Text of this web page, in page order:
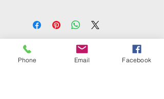
Editeur :
Editions Phébus (6 janvier
2011)
Collection :Libretto
Langue : Français
ISBN-10: 2752905149
Ähnliche Produkte
Phone Email Facebook